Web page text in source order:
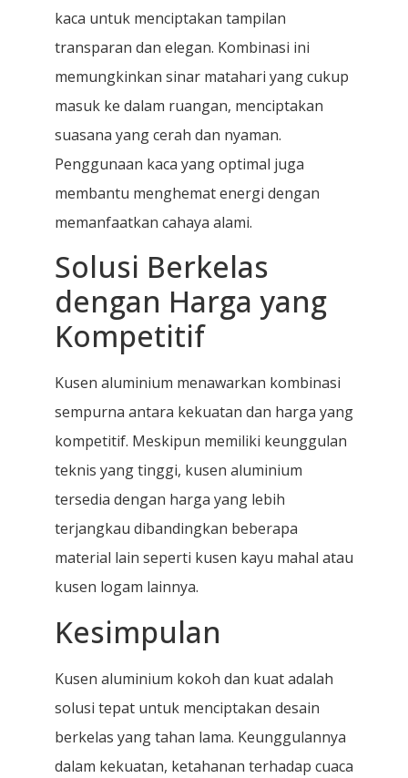
kaca untuk menciptakan tampilan
transparan dan elegan. Kombinasi ini
memungkinkan sinar matahari yang cukup
masuk ke dalam ruangan, menciptakan
suasana yang cerah dan nyaman.
Penggunaan kaca yang optimal juga
membantu menghemat energi dengan
memanfaatkan cahaya alami.
Solusi Berkelas
dengan Harga yang
Kompetitif
Kusen aluminium menawarkan kombinasi
sempurna antara kekuatan dan harga yang
kompetitif. Meskipun memiliki keunggulan
teknis yang tinggi, kusen aluminium
tersedia dengan harga yang lebih
terjangkau dibandingkan beberapa
material lain seperti kusen kayu mahal atau
kusen logam lainnya.
Kesimpulan
Kusen aluminium kokoh dan kuat adalah
solusi tepat untuk menciptakan desain
berkelas yang tahan lama. Keunggulannya
dalam kekuatan, ketahanan terhadap cuaca